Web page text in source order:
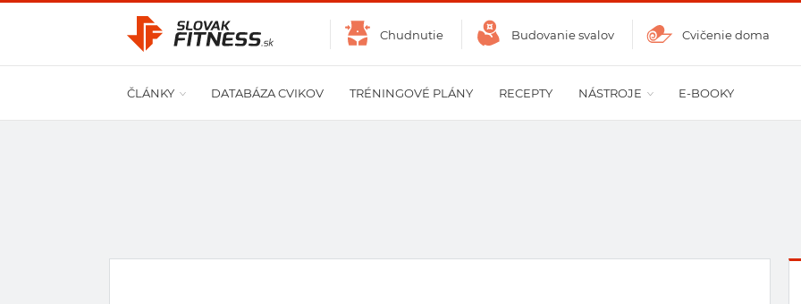
Chudnutie Budovanie svalov Cvičenie doma
ČLÁNKY DATABÁZA CVIKOV TRÉNINGOVÉ PLÁNY RECEPTY NÁSTROJE E-BOOKY